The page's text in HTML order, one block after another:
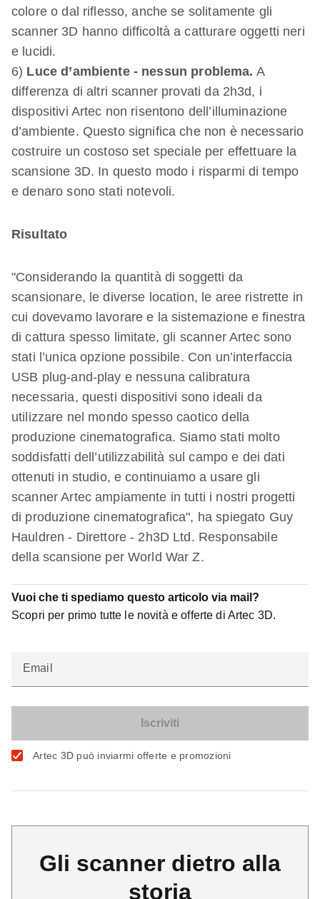
colore o dal riflesso, anche se solitamente gli
scanner 3D hanno difficoltà a catturare oggetti neri
e lucidi.
6) Luce d’ambiente - nessun problema. A
differenza di altri scanner provati da 2h3d, i
dispositivi Artec non risentono dell’illuminazione
d’ambiente. Questo significa che non è necessario
costruire un costoso set speciale per effettuare la
scansione 3D. In questo modo i risparmi di tempo
e denaro sono stati notevoli.
Risultato
"Considerando la quantità di soggetti da
scansionare, le diverse location, le aree ristrette in
cui dovevamo lavorare e la sistemazione e finestra
di cattura spesso limitate, gli scanner Artec sono
stati l’unica opzione possibile. Con un’interfaccia
USB plug-and-play e nessuna calibratura
necessaria, questi dispositivi sono ideali da
utilizzare nel mondo spesso caotico della
produzione cinematografica. Siamo stati molto
soddisfatti dell’utilizzabilità sul campo e dei dati
ottenuti in studio, e continuiamo a usare gli
scanner Artec ampiamente in tutti i nostri progetti
di produzione cinematografica", ha spiegato Guy
Hauldren - Direttore - 2h3D Ltd. Responsabile
della scansione per World War Z.
Vuoi che ti spediamo questo articolo via mail?
Scopri per primo tutte le novità e offerte di Artec 3D.
Email
Artec 3D può inviarmi offerte e promozioni
Gli scanner dietro alla
storia